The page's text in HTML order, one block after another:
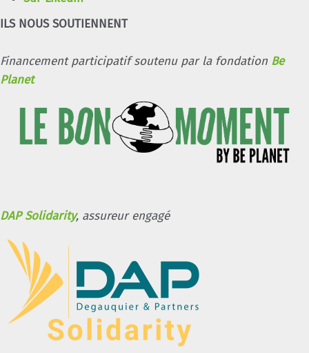
ILS NOUS SOUTIENNENT
Financement participatif soutenu par la fondation Be
Planet
DAP Solidarity, assureur engagé